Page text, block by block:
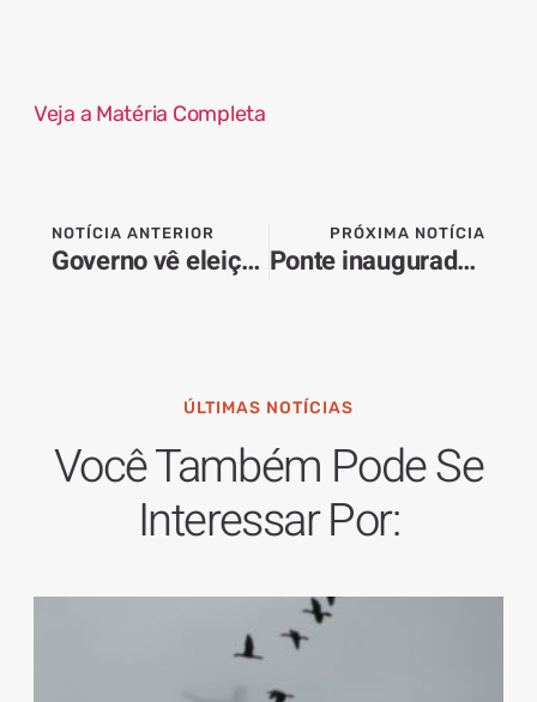
Veja a Matéria Completa
NOTÍCIA ANTERIOR
Governo vê eleição brasileira como teste para Trump na América Latina
PRÓXIMA NOTÍCIA
Ponte inaugurada em 2023 desaba e deixa ao menos 4 feridos no Acre
ÚLTIMAS NOTÍCIAS
Você Também Pode Se
Interessar Por: